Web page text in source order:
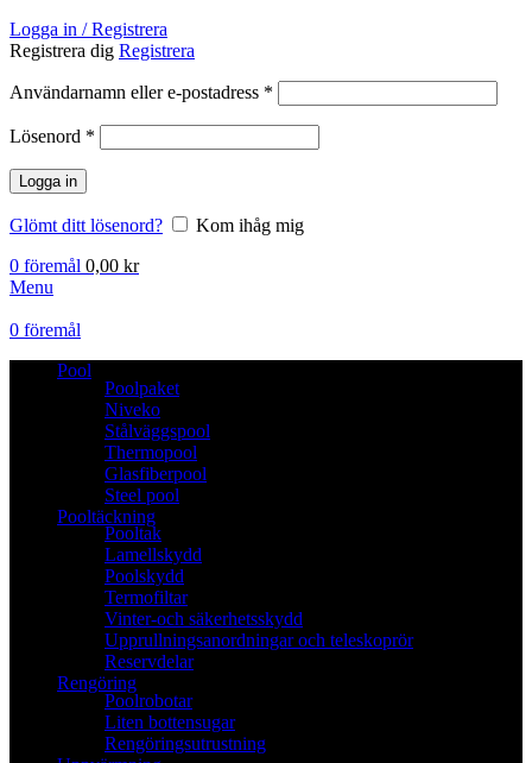
Logga in / Registrera
Registrera dig Registrera
Användarnamn eller e-postadress *
Lösenord *
Logga in
Glömt ditt lösenord?
Kom ihåg mig
0 föremål 0,00 kr
Menu
0 föremål
Pool
Poolpaket
Niveko
Stålväggspool
Thermopool
Glasfiberpool
Steel pool
Pooltäckning
Pooltak
Lamellskydd
Poolskydd
Termofiltar
Vinter-och säkerhetsskydd
Upprullningsanordningar och teleskoprör
Reservdelar
Rengöring
Poolrobotar
Liten bottensugar
Rengöringsutrustning